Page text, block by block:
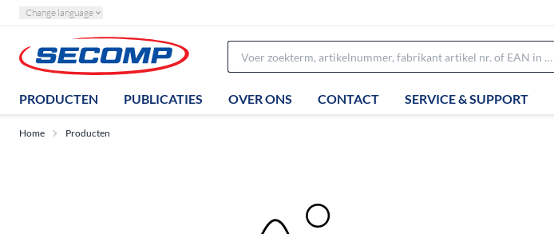
Change language
PRODUCTEN PUBLICATIES OVER ONS CONTACT SERVICE & SUPPORT
Home Producten